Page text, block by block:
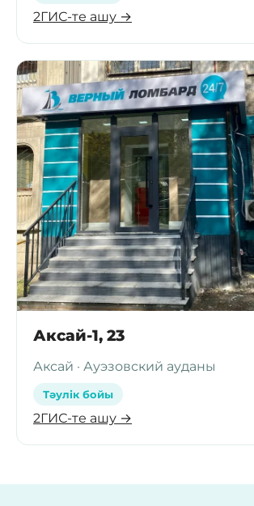
2ГИС-те ашу →
Аксай-1, 23
Аксай · Ауэзовский ауданы
Тәулік бойы
2ГИС-те ашу →